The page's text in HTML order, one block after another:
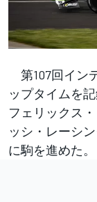
第107回イン
ップタイムを
フェリックス
ッシ・レーシ
に駒を進めた。